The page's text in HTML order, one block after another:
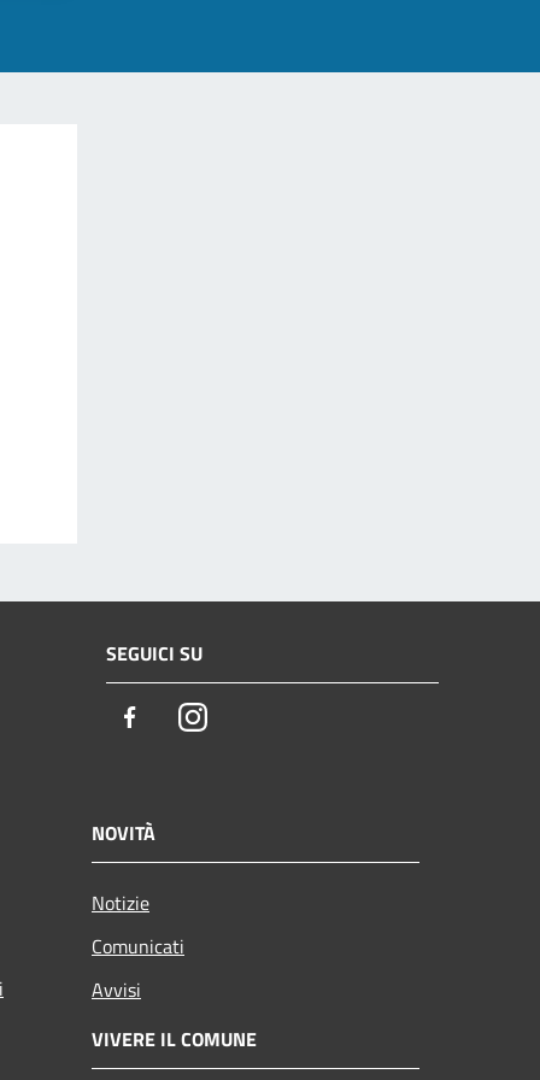
SEGUICI SU
FacebookInstagram
NOVITÀ
Notizie
Comunicati
Avvisi
VIVERE IL COMUNE